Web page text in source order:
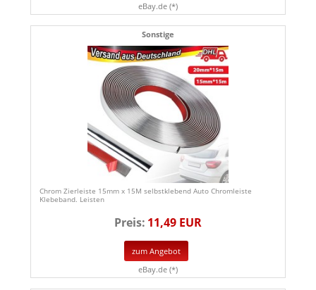
eBay.de (*)
Sonstige
Chrom Zierleiste 15mm x 15M selbstklebend Auto Chromleiste
Klebeband. Leisten
Preis: 11,49 EUR
zum Angebot
eBay.de (*)